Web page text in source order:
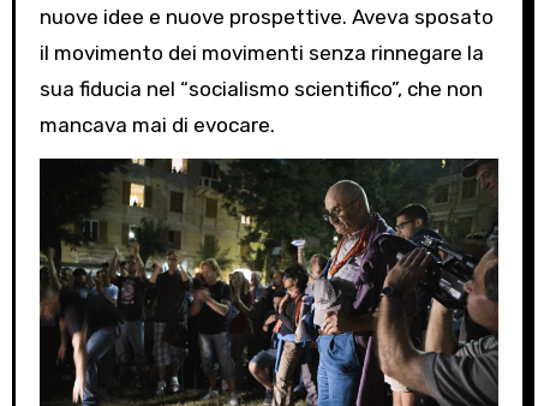
nuove idee e nuove prospettive. Aveva sposato
il movimento dei movimenti senza rinnegare la
sua fiducia nel “socialismo scientifico”, che non
mancava mai di evocare.